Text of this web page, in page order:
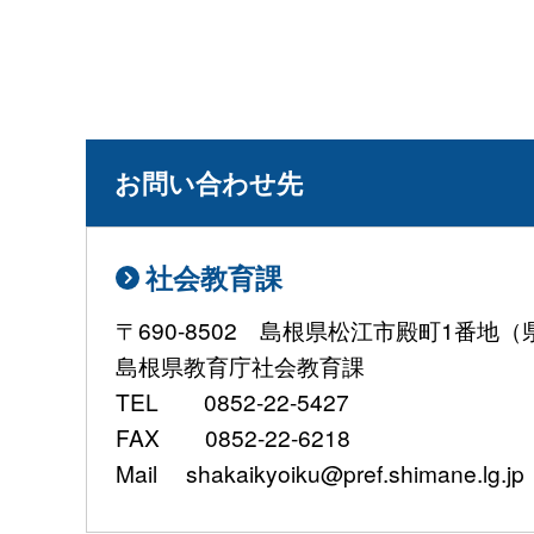
お問い合わせ先
社会教育課
〒690-8502 島根県松江市殿町1番地（
島根県教育庁社会教育課
TEL 0852-22-5427
FAX 0852-22-6218
Mail shakaikyoiku@pref.shimane.lg.jp